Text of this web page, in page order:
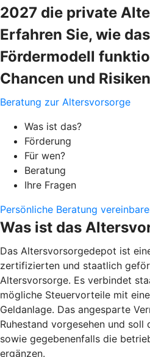
2027 die private
Erfahren Sie, wie
Fördermodell
Chancen und
Beratung zur Altersvorsorge
Was ist das?
Förderung
Für wen?
Beratung
Ihre Fragen
Persönliche Beratung
Was ist das
Das Altersvorsorgedepot ist
zertifizierten und staatlich
Altersvorsorge. Es verbindet
mögliche Steuervorteile mit
Geldanlage. Das angesparte
Ruhestand vorgesehen und soll
sowie gegebenenfalls die
ergänzen.